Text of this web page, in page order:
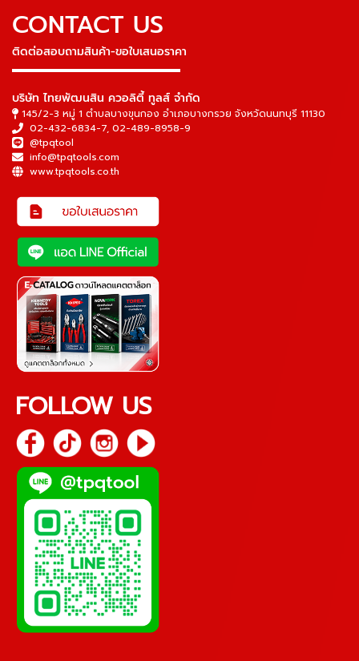
CONTACT US
ติดต่อสอบถามสินค้า-ขอใบเสนอราคา
▬▬▬▬▬▬▬▬▬▬▬▬▬▬▬
บริษัท ไทยพัฒนสิน ควอลิตี้ ทูลส์ จำกัด
145/2-3 หมู่ 1 ตำบลบางขุนกอง อำเภอบางกรวย จังหวัดนนทบุรี 11130
02-432-6834-7, 02-489-8958-9
@tpqtool
info@tpqtools.com
www.tpqtools.co.th
FOLLOW US